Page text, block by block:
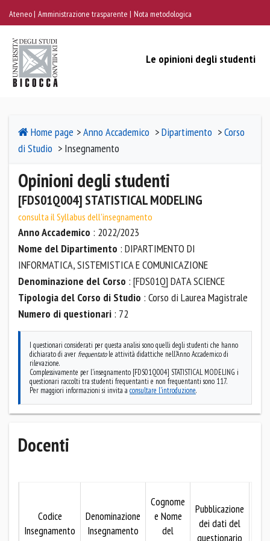
Ateneo Amministrazione trasparente Nota metodologica
Le opinioni degli studenti
Home page >Anno Accademico >Dipartimento >Corso
di Studio > Insegnamento
Opinioni degli studenti
[FDS01Q004] STATISTICAL MODELING
consulta il Syllabus dell'insegnamento
Anno Accademico : 2022/2023
Nome del Dipartimento : DIPARTIMENTO DI
INFORMATICA, SISTEMISTICA E COMUNICAZIONE
Denominazione del Corso : [FDS01Q] DATA SCIENCE
Tipologia del Corso di Studio : Corso di Laurea Magistrale
Numero di questionari : 72
I questionari considerati per questa analisi sono quelli degli studenti che hanno
dichiarato di aver frequentatole attività didattiche nell'Anno Accademico di
rilevazione.
Complessivamente per l'insegnamento [FDS01Q004] STATISTICAL MODELING i
questionari raccolti tra studenti frequentanti e non frequentanti sono 117.
Per maggiori informazioni si invita a consultare l'introduzione.
Docenti
Codice
Insegnamento
Denominazione
Insegnamento
Cognome
e Nome
del
Pubblicazione
dei dati del
questionario